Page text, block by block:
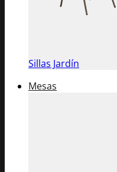
Sillas Jardín
Mesas